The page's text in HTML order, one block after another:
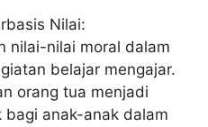
Nilai:
nilai-nilai moral dalam
belajar mengajar.
orang tua menjadi
bagi anak-anak dalam